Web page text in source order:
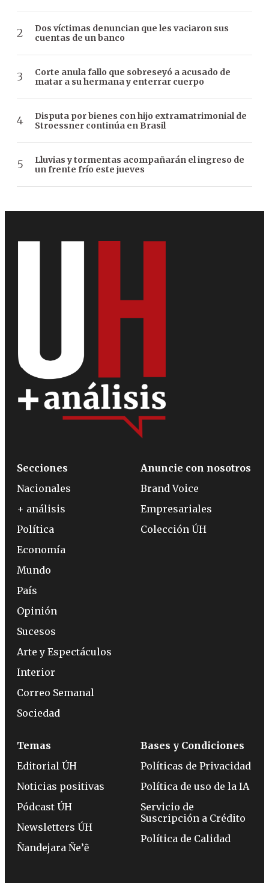
Dos víctimas denuncian que les vaciaron sus
cuentas de un banco
Corte anula fallo que sobreseyó a acusado de
matar a su hermana y enterrar cuerpo
Disputa por bienes con hijo extramatrimonial de
Stroessner continúa en Brasil
Lluvias y tormentas acompañarán el ingreso de
un frente frío este jueves
Secciones
Nacionales
+ análisis
Política
Economía
Mundo
País
Opinión
Sucesos
Arte y Espectáculos
Interior
Correo Semanal
Sociedad
Anuncie con nosotros
Brand Voice
Empresariales
Colección ÚH
Temas
Editorial ÚH
Noticias positivas
Pódcast ÚH
Newsletters ÚH
Ñandejara Ñe’ẽ
Bases y Condiciones
Políticas de Privacidad
Política de uso de la IA
Servicio de
Suscripción a Crédito
Política de Calidad